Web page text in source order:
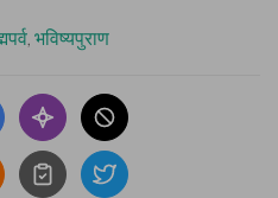
, भविष्यपुराण